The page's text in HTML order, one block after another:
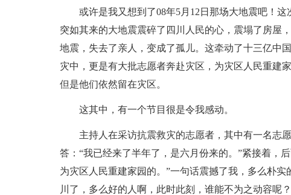
或许是我又想到了08年5月12日那场大地震吧！
突如其来的大地震震碎了四川人民的心，震塌了房屋
地震，失去了亲人，变成了孤儿。这牵动了十三亿中
灾中，更是有大批志愿者奔赴灾区，为灾区人民重建
但是他们依然留在灾区。
这其中，有一个节目很是令我感动。
主持人在采访抗震救灾的志愿者，其中有一名志
答：“我已经来了半年了，是六月份来的。”紧接着，
为灾区人民重建家园的。”一句话震撼了我，多么朴
川了，多么好的人啊，此时此刻，谁能不为之动容呢